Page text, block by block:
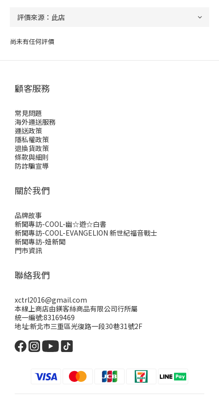
尚未有任何評價
顧客服務
常見問題
海外運送服務
運送政策
隱私權政策
退換貨政策
條款與細則
防詐騙宣導
關於我們
品牌故事
新聞專訪-COOL-幽☆遊☆白書
新聞專訪-COOL-EVANGELION 新世紀福音戰士
新聞專訪-妞新聞
門市資訊
聯絡我們
xctrl2016@gmail.com
本線上商店由鎂客絲商品有限公司行所屬
統一編號:83169469
地址:新北市三重區光復路一段30巷31號2F